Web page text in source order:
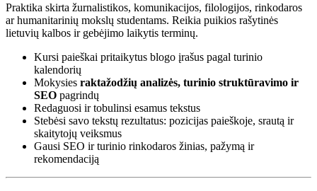
Praktika skirta žurnalistikos, komunikacijos, filologijos, rinkodaros
ar humanitarinių mokslų studentams. Reikia puikios rašytinės
lietuvių kalbos ir gebėjimo laikytis terminų.
Kursi paieškai pritaikytus blogo įrašus pagal turinio
kalendorių
Mokysies raktažodžių analizės, turinio struktūravimo ir
SEO pagrindų
Redaguosi ir tobulinsi esamus tekstus
Stebėsi savo tekstų rezultatus: pozicijas paieškoje, srautą ir
skaitytojų veiksmus
Gausi SEO ir turinio rinkodaros žinias, pažymą ir
rekomendaciją